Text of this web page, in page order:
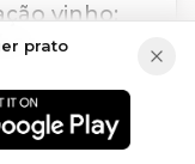
vinho:
prato